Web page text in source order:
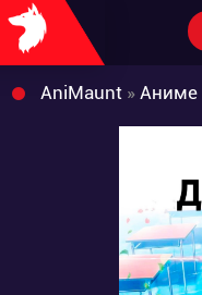
AniMaunt » Аниме